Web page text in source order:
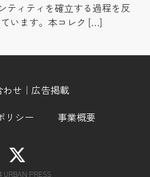
ティティを確立する過程を反
います。本コレク […]
わせ｜広告掲載
リシー
事業概要
URBAN PRESS